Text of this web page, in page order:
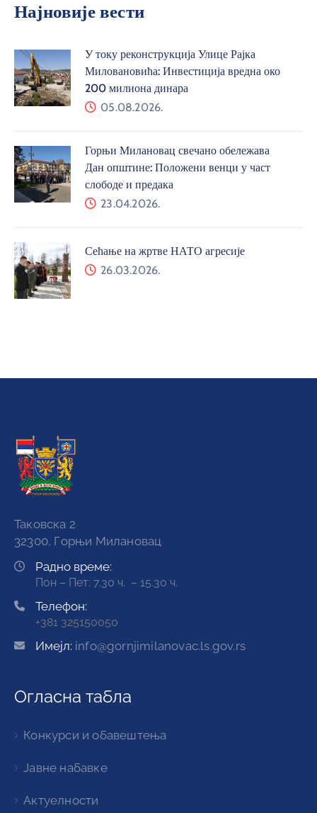
Најновије вести
У току реконструкција Улице Рајка
Миловановића: Инвестиција вредна око
200 милиона динара
05.08.2026.
Горњи Милановац свечано обележава
Дан општине: Положени венци у част
слободе и предака
23.04.2026.
Сећање на жртве НАТО агресије
26.03.2026.
Таковска 2
32300, Горњи Милановац
Радно време:
Пон – Пет: 7.30 ч. – 15.30 ч.
Телефон:
+381 325150050
Имејл: info@gornjimilanovac.ls.gov.rs
Огласна табла
Конкурси и обавештења
Јавне набавке
Актуелности